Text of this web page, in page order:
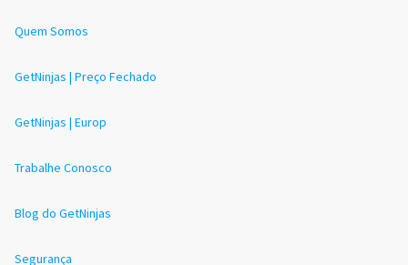
Quem Somos
GetNinjas | Preço Fechado
GetNinjas | Europ
Trabalhe Conosco
Blog do GetNinjas
Segurança